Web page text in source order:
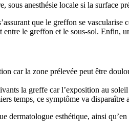
anesthésie locale si la surface
que le greffon se
le greffon et le sous-sol. Enfin,
car la zone prélevée peut être
la greffe car l’exposition au
temps, ce symptôme va disparaître
dermatologue esthétique, ainsi